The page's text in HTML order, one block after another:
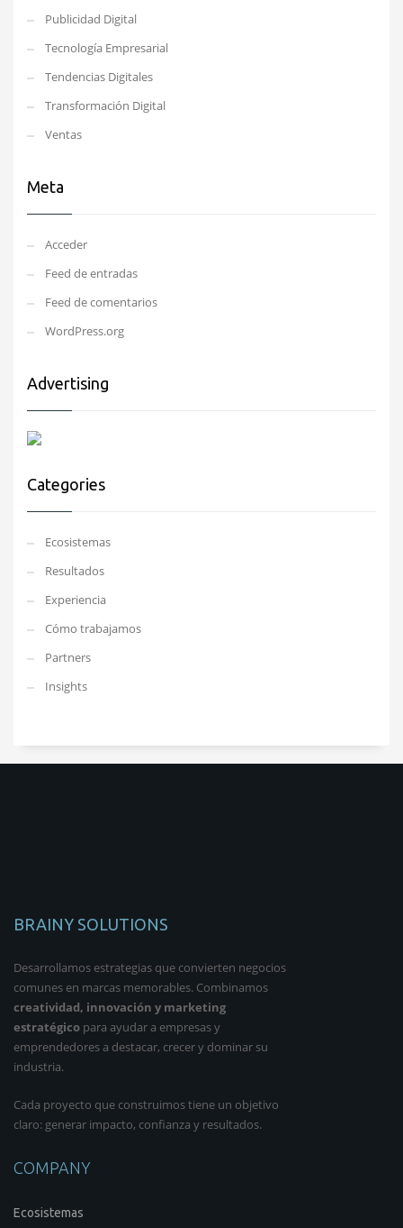
Publicidad Digital
Tecnología Empresarial
Tendencias Digitales
Transformación Digital
Ventas
Meta
Acceder
Feed de entradas
Feed de comentarios
WordPress.org
Advertising
Categories
Ecosistemas
Resultados
Experiencia
Cómo trabajamos
Partners
Insights
BRAINY SOLUTIONS
Desarrollamos estrategias que convierten negocios
comunes en marcas memorables. Combinamos
creatividad, innovación y marketing
estratégico para ayudar a empresas y
emprendedores a destacar, crecer y dominar su
industria.
Cada proyecto que construimos tiene un objetivo
claro: generar impacto, confianza y resultados.
COMPANY
Ecosistemas